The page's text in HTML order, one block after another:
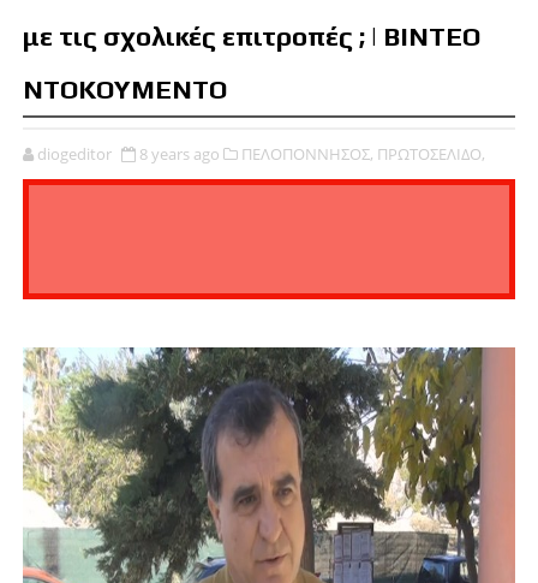
με τις σχολικές επιτροπές ; | ΒΙΝΤΕΟ
ΝΤΟΚΟΥΜΕΝΤΟ
diogeditor 8 years ago ΠΕΛΟΠΟΝΝΗΣΟΣ, ΠΡΩΤΟΣΕΛΙΔΟ,